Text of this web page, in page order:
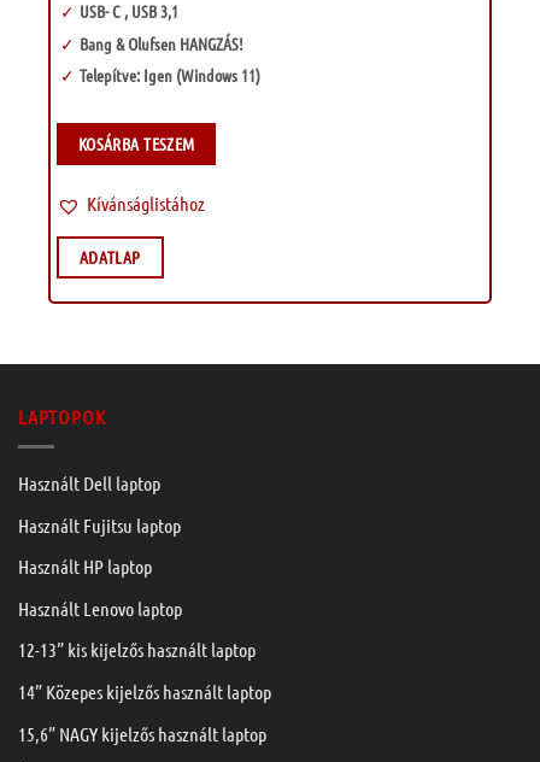
USB- C , USB 3,1
Bang & Olufsen HANGZÁS!
Telepítve: Igen (Windows 11)
KOSÁRBA TESZEM
Kívánságlistához
ADATLAP
LAPTOPOK
Használt Dell laptop
Használt Fujitsu laptop
Használt HP laptop
Használt Lenovo laptop
12-13” kis kijelzős használt laptop
14” Közepes kijelzős használt laptop
15,6” NAGY kijelzős használt laptop